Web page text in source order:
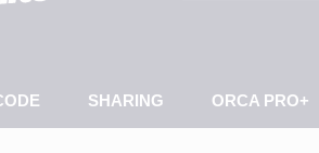
SHARING ORCA PRO+